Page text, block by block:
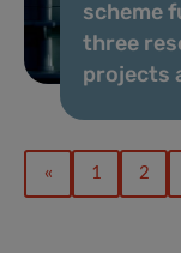
scheme
three
projects
« 1 2